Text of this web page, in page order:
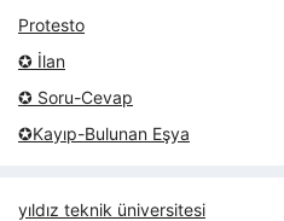
Protesto
✪ İlan
✪ Soru-Cevap
✪Kayıp-Bulunan Eşya
yıldız teknik üniversitesi